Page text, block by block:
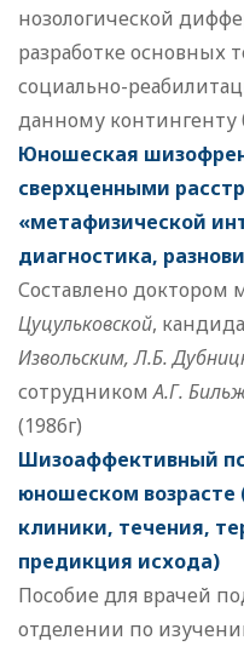
нозологической
разработке основных
социально-
данному контингенту
Юношеская
сверхценными
«метафизической
диагностика,
Составлено доктором
Цуцульковской,
Извольским, Л.Б.
сотрудникомА.Г.
(1986г)
Шизоаффективный
юношеском возрасте
клиники, течения,
предикция исхода)
Пособие для врачей
отделении по